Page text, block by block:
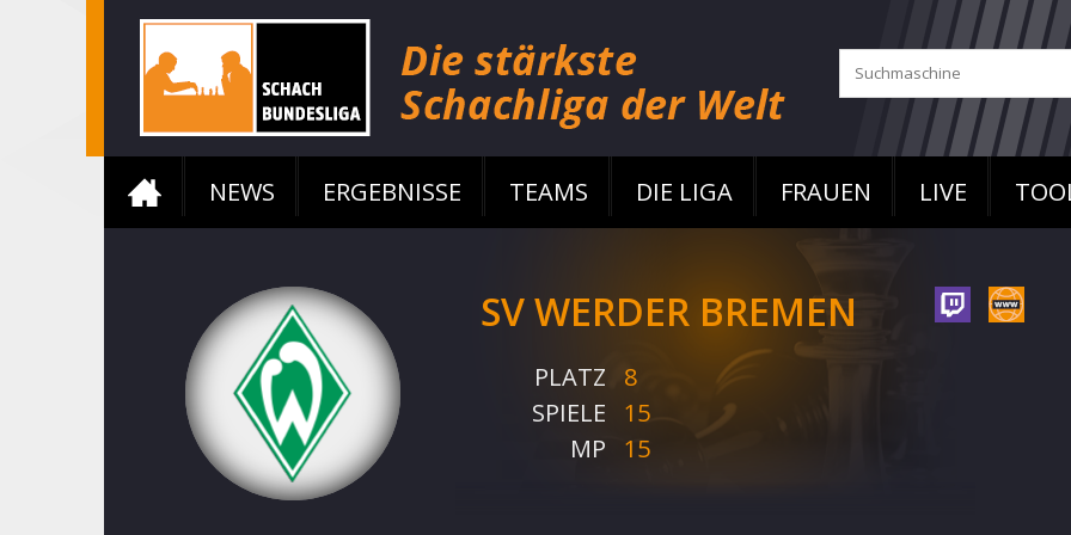
NEWS ERGEBNISSE TEAMS DIE LIGA FRAUEN LIVE
SV WERDER BREMEN
PLATZ
8
SPIELE
15
MP
15